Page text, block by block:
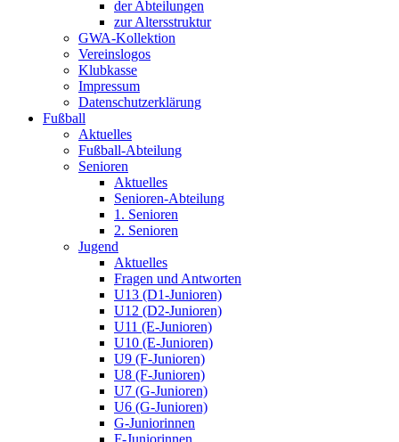
der Abteilungen
zur Altersstruktur
GWA-Kollektion
Vereinslogos
Klubkasse
Impressum
Datenschutzerklärung
Fußball
Aktuelles
Fußball-Abteilung
Senioren
Aktuelles
Senioren-Abteilung
1. Senioren
2. Senioren
Jugend
Aktuelles
Fragen und Antworten
U13 (D1-Junioren)
U12 (D2-Junioren)
U11 (E-Junioren)
U10 (E-Junioren)
U9 (F-Junioren)
U8 (F-Junioren)
U7 (G-Junioren)
U6 (G-Junioren)
G-Juniorinnen